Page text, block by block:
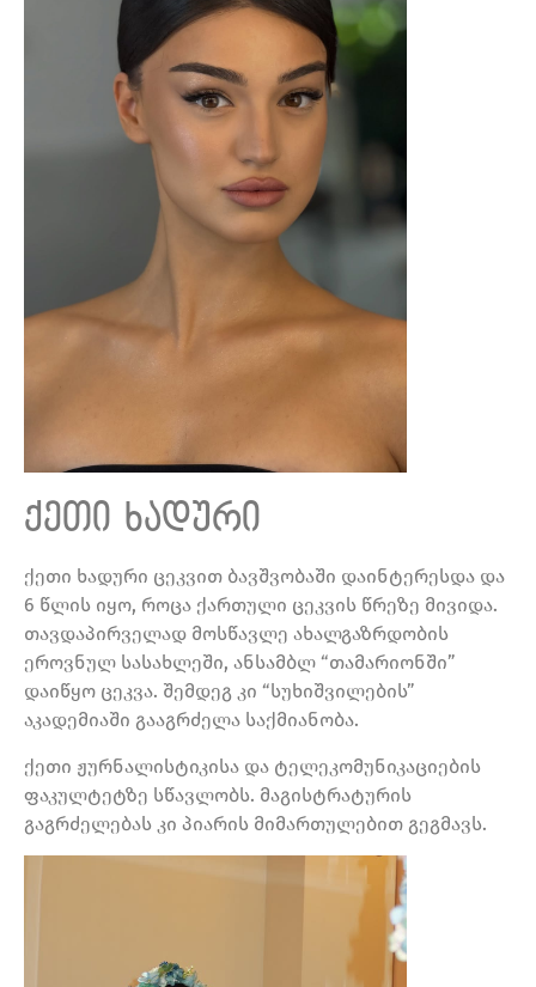
ქეთი ხადური
ქეთი ხადური ცეკვით ბავშვობაში დაინტერესდა და
6 წლის იყო, როცა ქართული ცეკვის წრეზე მივიდა.
თავდაპირველად მოსწავლე ახალგაზრდობის
ეროვნულ სასახლეში, ანსამბლ “თამარიონში”
დაიწყო ცეკვა. შემდეგ კი “სუხიშვილების”
აკადემიაში გააგრძელა საქმიანობა.
ქეთი ჟურნალისტიკისა და ტელეკომუნიკაციების
ფაკულტეტზე სწავლობს. მაგისტრატურის
გაგრძელებას კი პიარის მიმართულებით გეგმავს.